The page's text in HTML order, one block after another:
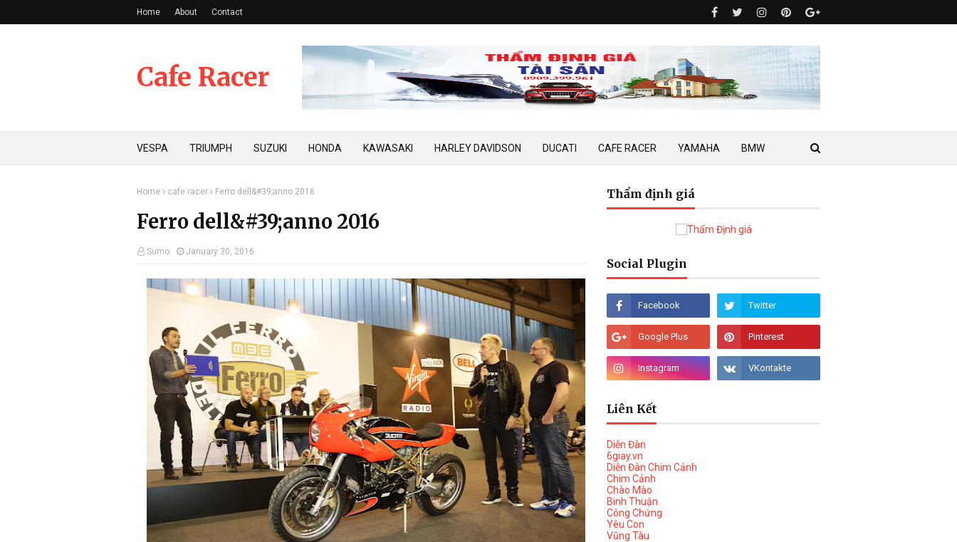
Home About Contact
Cafe Racer
VESPA TRIUMPH SUZUKI HONDA KAWASAKI HARLEY DAVIDSON DUCATI CAFE RACER YAMAHA BMW
Home cafe racer Ferro dell&#39;anno 2016
Ferro dell&#39;anno 2016
Sumo January 30, 2016
Thẩm định giá
Social Plugin
Liên Kết
Diễn Đàn
6giay.vn
Diễn Đàn Chim Cảnh
Chim Cảnh
Chào Mào
Binh Thuận
Công Chứng
Yêu Con
Vũng Tàu